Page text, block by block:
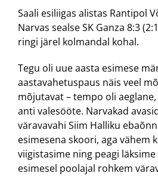
Saali esiliigas alistas Rantipol
Narvas sealse SK Ganza 8:3
ringi järel kolmandal kohal.
Tegu oli uue aasta esimese
aastavahetuspaus näis veel
mõjutavat – tempo oli
anti valesööte. Narvakad
väravavahi Siim Halliku
esimesena skoori, aga vähem
viigistasime ning peagi
esimesel poolajal rohkem